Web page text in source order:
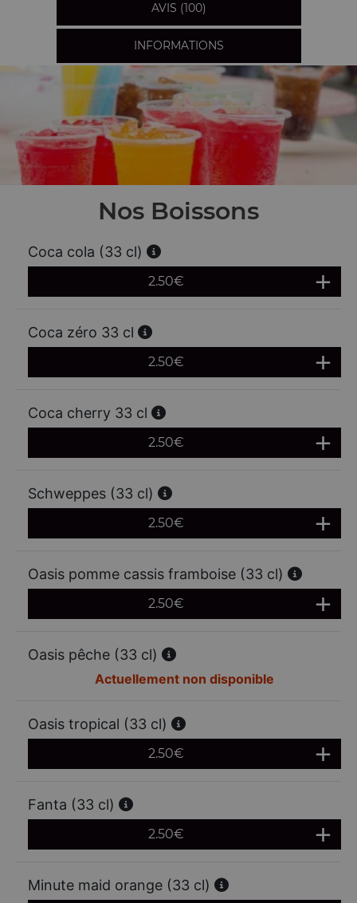
AVIS (100)
INFORMATIONS
Nos Boissons
Coca cola (33 cl)
2.50€
Coca zéro 33 cl
2.50€
Coca cherry 33 cl
2.50€
Schweppes (33 cl)
2.50€
Oasis pomme cassis framboise (33 cl)
2.50€
Oasis pêche (33 cl)
Actuellement non disponible
Oasis tropical (33 cl)
2.50€
Fanta (33 cl)
2.50€
Minute maid orange (33 cl)